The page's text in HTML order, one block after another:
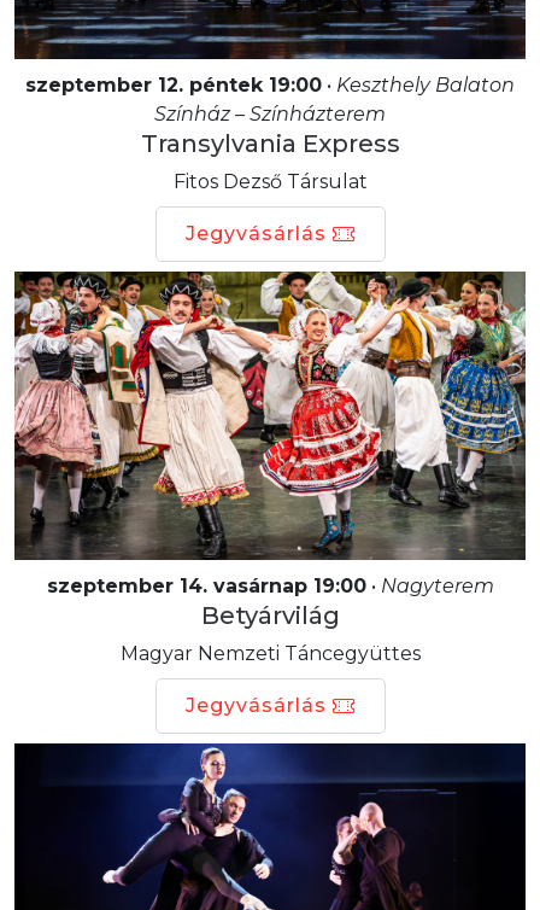
szeptember 12. péntek 19:00 • Keszthely Balaton
Színház – Színházterem
Transylvania Express
Fitos Dezső Társulat
Jegyvásárlás
szeptember 14. vasárnap 19:00• Nagyterem
Betyárvilág
Magyar Nemzeti Táncegyüttes
Jegyvásárlás